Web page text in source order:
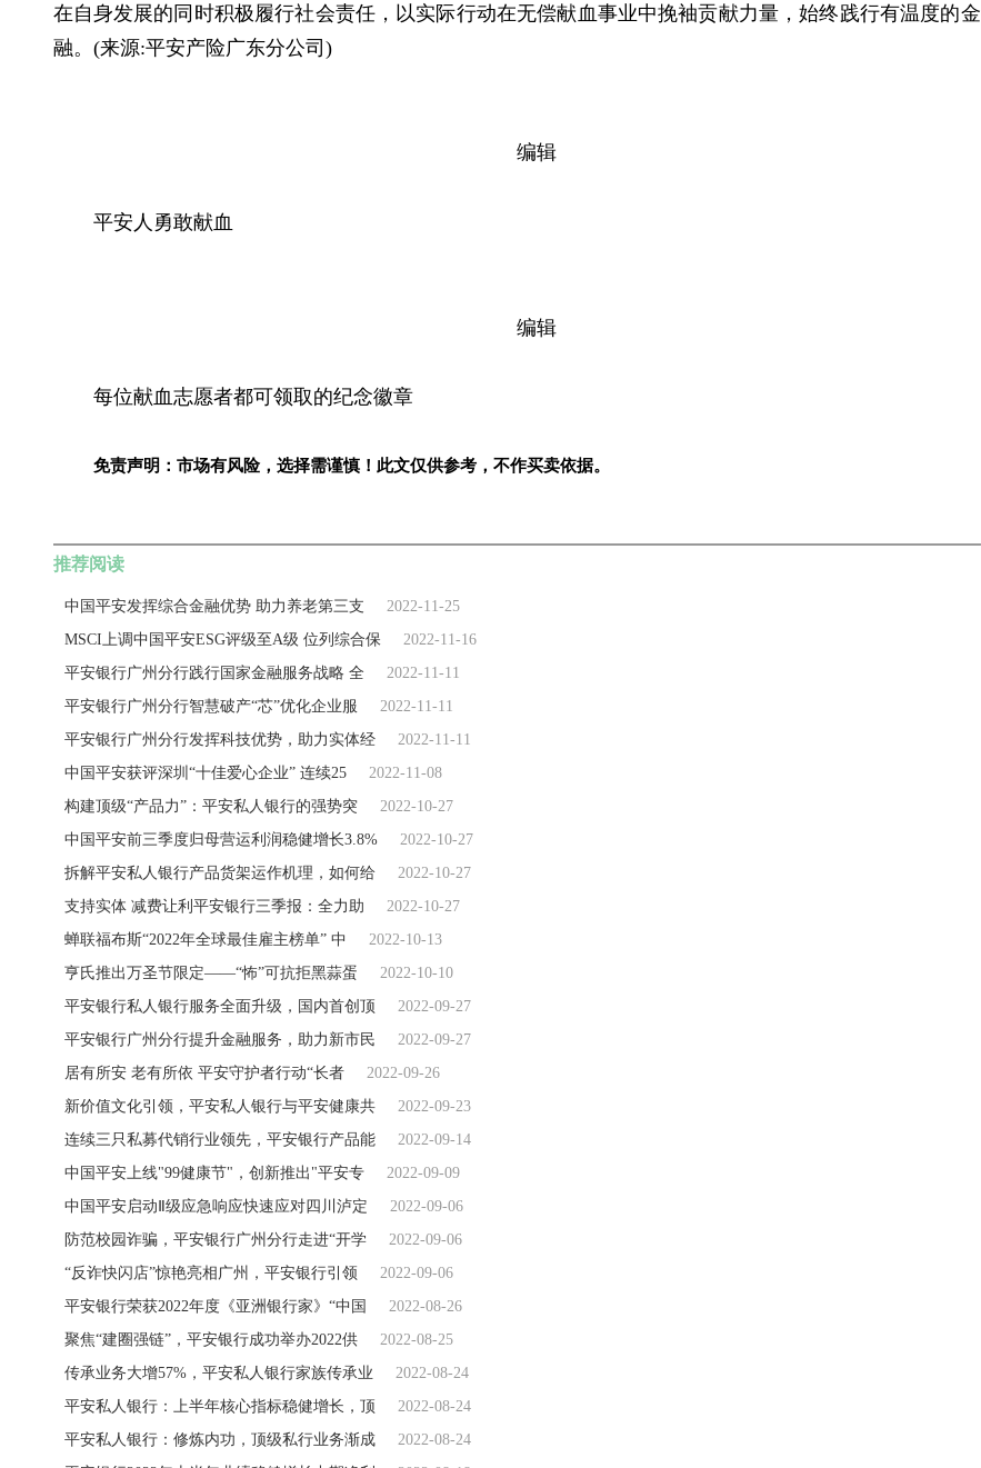
在自身发展的同时积极履行社会责任，以实际行动在无偿献血事业中挽袖贡献力量，始终践行有温度的金
融。(来源:平安产险广东分公司)
编辑
平安人勇敢献血
编辑
每位献血志愿者都可领取的纪念徽章
免责声明：市场有风险，选择需谨慎！此文仅供参考，不作买卖依据。
推荐阅读
中国平安发挥综合金融优势 助力养老第三支
2022-11-25
MSCI上调中国平安ESG评级至A级 位列综合保
2022-11-16
平安银行广州分行践行国家金融服务战略 全
2022-11-11
平安银行广州分行智慧破产“芯”优化企业服
2022-11-11
平安银行广州分行发挥科技优势，助力实体经
2022-11-11
中国平安获评深圳“十佳爱心企业” 连续25
2022-11-08
构建顶级“产品力”：平安私人银行的强势突
2022-10-27
中国平安前三季度归母营运利润稳健增长3.8%
2022-10-27
拆解平安私人银行产品货架运作机理，如何给
2022-10-27
支持实体 减费让利平安银行三季报：全力助
2022-10-27
蝉联福布斯“2022年全球最佳雇主榜单” 中
2022-10-13
亨氏推出万圣节限定——“怖”可抗拒黑蒜蛋
2022-10-10
平安银行私人银行服务全面升级，国内首创顶
2022-09-27
平安银行广州分行提升金融服务，助力新市民
2022-09-27
居有所安 老有所依 平安守护者行动“长者
2022-09-26
新价值文化引领，平安私人银行与平安健康共
2022-09-23
连续三只私募代销行业领先，平安银行产品能
2022-09-14
中国平安上线"99健康节"，创新推出"平安专
2022-09-09
中国平安启动Ⅱ级应急响应快速应对四川泸定
2022-09-06
防范校园诈骗，平安银行广州分行走进“开学
2022-09-06
“反诈快闪店”惊艳亮相广州，平安银行引领
2022-09-06
平安银行荣获2022年度《亚洲银行家》“中国
2022-08-26
聚焦“建圈强链”，平安银行成功举办2022供
2022-08-25
传承业务大增57%，平安私人银行家族传承业
2022-08-24
平安私人银行：上半年核心指标稳健增长，顶
2022-08-24
平安私人银行：修炼内功，顶级私行业务渐成
2022-08-24